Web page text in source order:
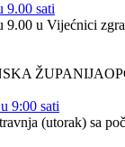
9.00 sati
9.00 u Vijećnici
9:00 sati
(utorak) sa